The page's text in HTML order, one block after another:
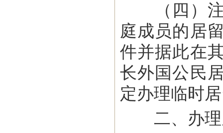
（四）注
庭成员的居
件并据此在
长外国公民
定办理临时
二、办理